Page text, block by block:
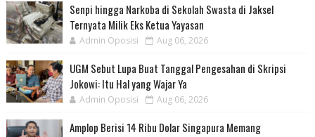
Senpi hingga Narkoba di Sekolah Swasta di Jaksel
Ternyata Milik Eks Ketua Yayasan
Admin Oposisi Aug 06, 2026
UGM Sebut Lupa Buat Tanggal Pengesahan di Skripsi
Jokowi: Itu Hal yang Wajar Ya
Admin Oposisi Aug 06, 2026
Amplop Berisi 14 Ribu Dolar Singapura Memang